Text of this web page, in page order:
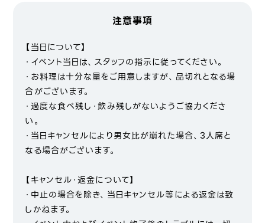
注意事項
【当日について】
・イベント当日は、スタッフの指示に従ってください。
・お料理は十分な量をご用意しますが、品切れとなる場
合がございます。
・過度な食べ残し・飲み残しがないようご協力くださ
い。
・当日キャンセルにより男女比が崩れた場合、3人席と
なる場合がございます。
【キャンセル・返金について】
・中止の場合を除き、当日キャンセル等による返金は致
しかねます。